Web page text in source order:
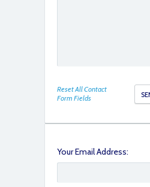
IMG_6164
Reset All Contact
Form Fields
Your Email Address: